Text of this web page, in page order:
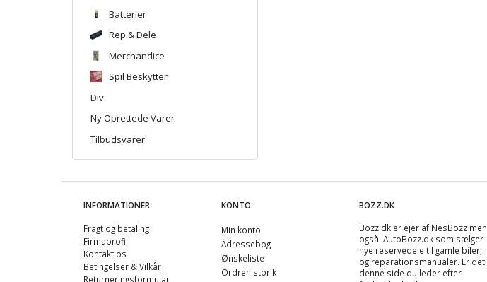
Batterier
Rep & Dele
Merchandice
Spil Beskytter
Div
Ny Oprettede Varer
Tilbudsvarer
INFORMATIONER
Fragt og betaling
Firmaprofil
Kontakt os
Betingelser & Vilkår
Returneringsformular
KONTO
Min konto
Adressebog
Ønskeliste
Ordrehistorik
BOZZ.DK
Bozz.dk er ejer af NesBozz men
også AutoBozz.dk som sælger
nye reservedele til gamle biler,
og reparationsmanualer. Er det
denne side du leder efter